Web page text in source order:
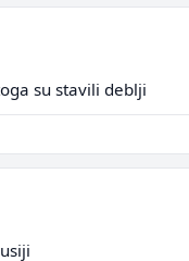
su stavili deblji